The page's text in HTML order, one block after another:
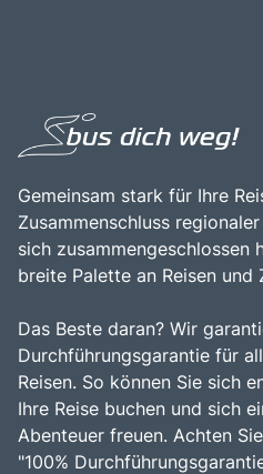
Gemeinsam stark für Ihre
Zusammenschluss
sich zusammengeschlossen
breite Palette an Reisen und
Das Beste daran? Wir
Durchführungsgarantie für
Reisen. So können Sie sich
Ihre Reise buchen und sich
Abenteuer freuen. Achten
"100%